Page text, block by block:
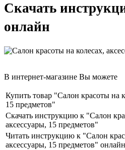
Скачать
онлайн
В интернет-магазине Вы можете
Купить товар "Салон красоты на
15 предметов"
Скачать инструкцию к "Салон
аксессуары, 15 предметов"
Читать инструкцию к "Салон
аксессуары, 15 предметов" онлайн